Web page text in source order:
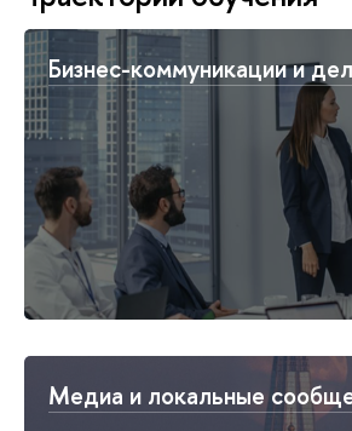
Бизнес-коммуникации и
Медиа и локальные